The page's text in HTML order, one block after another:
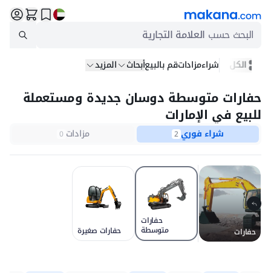
البحث حسب العلامة التجارية
الكل شراءمزاداتقم بالبيعأبحاث المزيد
حفارات متوسطة دوسان جديدة ومستعملة
للبيع في الإمارات
شراء فوري2 مزادات 0
حفارات
حفارات
متوسطة حفارات صغيرة